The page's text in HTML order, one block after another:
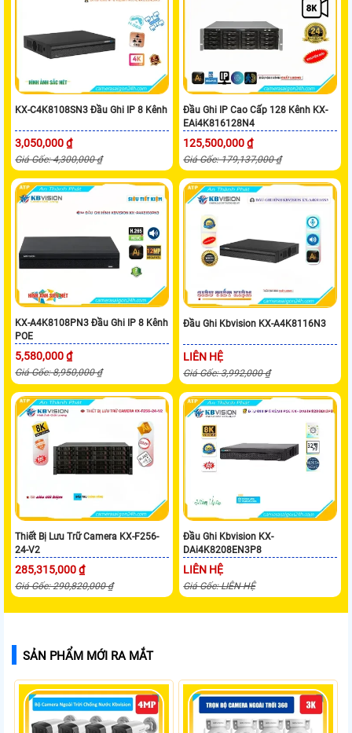
KX-C4K8108SN3 Đầu Ghi IP 8 Kênh
3,050,000 ₫
Giá Gốc: 4,300,000 ₫
Đầu Ghi IP Cao Cấp 128 Kênh KX-
EAi4K816128N4
125,500,000 ₫
Giá Gốc: 179,137,000 ₫
KX-A4K8108PN3 Đầu Ghi IP 8 Kênh
POE
5,580,000 ₫
Giá Gốc: 8,950,000 ₫
Đầu Ghi Kbvision KX-A4K8116N3
LIÊN HỆ
Giá Gốc: 3,992,000 ₫
Thiết Bị Lưu Trữ Camera KX-F256-
24-V2
285,315,000 ₫
Giá Gốc: 290,820,000 ₫
Đầu Ghi Kbvision KX-
DAi4K8208EN3P8
LIÊN HỆ
Giá Gốc: LIÊN HỆ
SẢN PHẨM MỚI RA MẮT